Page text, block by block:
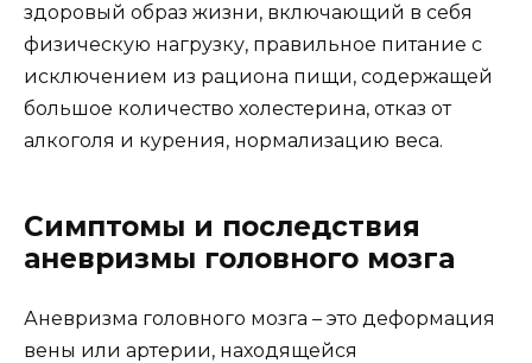
здоровый образ жизни, включающий в себя
физическую нагрузку, правильное питание с
исключением из рациона пищи, содержащей
большое количество холестерина, отказ от
алкоголя и курения, нормализацию веса.
Симптомы и последствия
аневризмы головного мозга
Аневризма головного мозга – это деформация
вены или артерии, находящейся